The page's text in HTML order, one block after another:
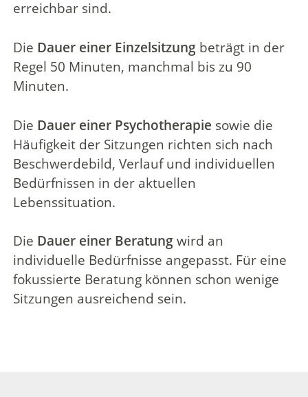
erreichbar sind.
Die Dauer einer Einzelsitzung beträgt in der
Regel 50 Minuten, manchmal bis zu 90
Minuten.
Die Dauer einer Psychotherapie sowie die
Häufigkeit der Sitzungen richten sich nach
Beschwerdebild, Verlauf und individuellen
Bedürfnissen in der aktuellen
Lebenssituation.
Die Dauer einer Beratungwird an
individuelle Bedürfnisse angepasst. Für eine
fokussierte Beratung können schon wenige
Sitzungen ausreichend sein.